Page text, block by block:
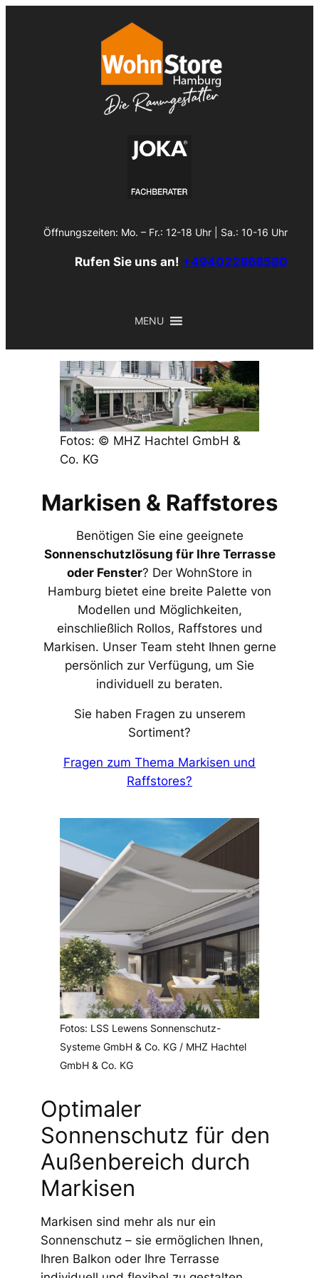
Öffnungszeiten: Mo. – Fr.: 12-18 Uhr | Sa.: 10-16 Uhr
Rufen Sie uns an! +494022868580
MENU
Fotos: © MHZ Hachtel GmbH &
Co. KG
Markisen & Raffstores
Benötigen Sie eine geeignete
Sonnenschutzlösung für Ihre Terrasse
oder Fenster? Der WohnStore in
Hamburg bietet eine breite Palette von
Modellen und Möglichkeiten,
einschließlich Rollos, Raffstores und
Markisen. Unser Team steht Ihnen gerne
persönlich zur Verfügung, um Sie
individuell zu beraten.
Sie haben Fragen zu unserem
Sortiment?
Fragen zum Thema Markisen und
Raffstores?
Fotos: LSS Lewens Sonnenschutz-
Systeme GmbH & Co. KG / MHZ Hachtel
GmbH & Co. KG
Optimaler
Sonnenschutz für den
Außenbereich durch
Markisen
Markisen sind mehr als nur ein
Sonnenschutz – sie ermöglichen Ihnen,
Ihren Balkon oder Ihre Terrasse